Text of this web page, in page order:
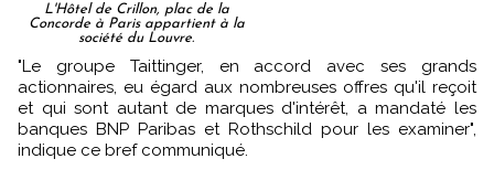
L'Hôtel de Crillon, plac de la
Concorde à Paris appartient à la
société du Louvre.
"Le groupe Taittinger, en accord avec ses grands
actionnaires, eu égard aux nombreuses offres qu'il reçoit
et qui sont autant de marques d'intérêt, a mandaté les
banques BNP Paribas et Rothschild pour les examiner",
indique ce bref communiqué.